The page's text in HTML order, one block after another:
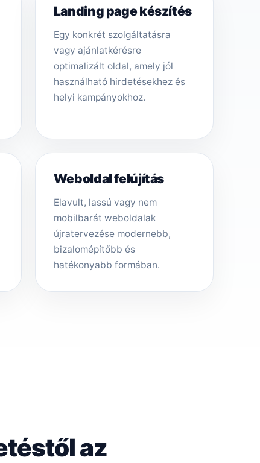
Landing page készítés
Egy konkrét szolgáltatásra
vagy ajánlatkérésre
optimalizált oldal, amely jól
használható hirdetésekhez és
helyi kampányokhoz.
Weboldal felújítás
Elavult, lassú vagy nem
mobilbarát weboldalak
újratervezése modernebb,
bizalomépítőbb és
hatékonyabb formában.
az